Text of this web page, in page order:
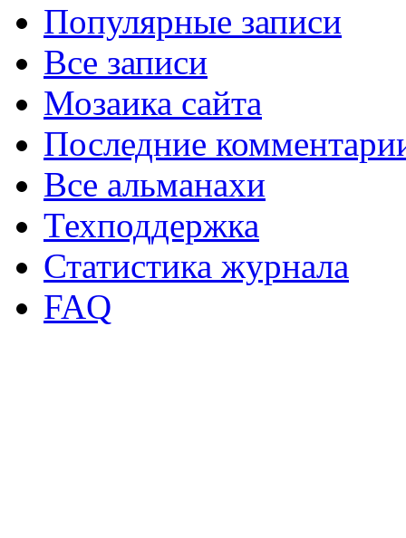
Популярные записи
Все записи
Мозаика сайта
Последние
Все альманахи
Техподдержка
Статистика журнала
FAQ